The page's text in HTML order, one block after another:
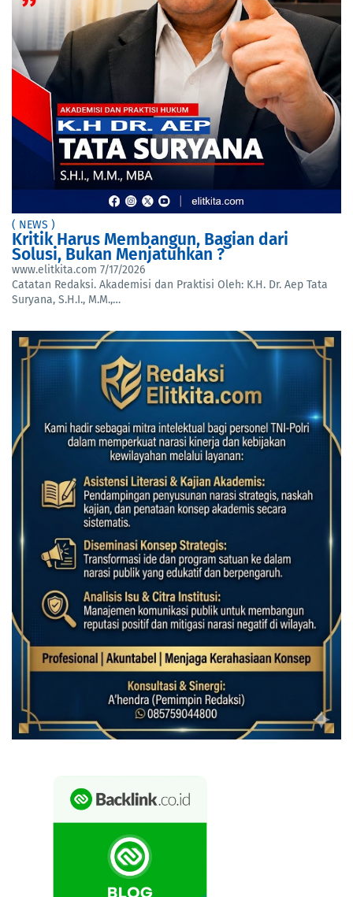
( NEWS )
Kritik Harus Membangun, Bagian dari
Solusi, Bukan Menjatuhkan ?
www.elitkita.com 7/17/2026
Catatan Redaksi. Akademisi dan Praktisi Oleh: K.H. Dr. Aep Tata
Suryana, S.H.I., M.M.,…